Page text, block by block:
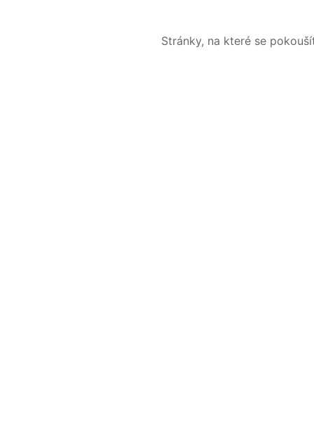
Stránky, na které se